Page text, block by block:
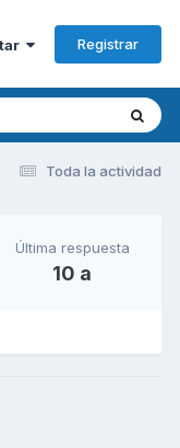
Registrar
Toda la actividad
Última respuesta
10 a